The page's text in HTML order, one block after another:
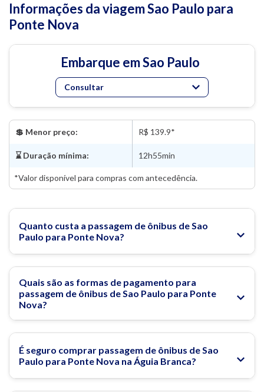
Informações da viagem Sao Paulo para
Ponte Nova
Embarque em Sao Paulo
Consultar
💲 Menor preço: R$ 139.9*
⌛ Duração mínima: 12h55min
*Valor disponível para compras com antecedência.
Quanto custa a passagem de ônibus de Sao
Paulo para Ponte Nova?
Quais são as formas de pagamento para
passagem de ônibus de Sao Paulo para Ponte
Nova?
É seguro comprar passagem de ônibus de Sao
Paulo para Ponte Nova na Águia Branca?